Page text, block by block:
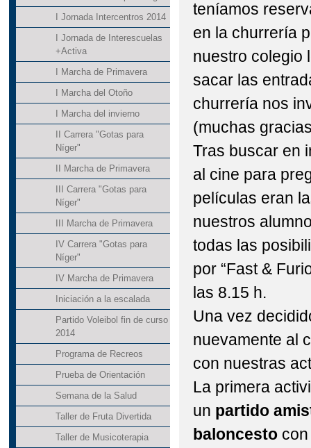
I Jornada Intercentros 2014
I Jornada de Interescuelas
+Activa
I Marcha de Primavera
I Marcha del Otoño
I Marcha del invierno
II Carrera "Gotas para
Níger"
II Marcha de Primavera
III Carrera "Gotas para
Níger"
III Marcha de Primavera
IV Carrera "Gotas para
Níger"
IV Marcha de Primavera
Iniciación a la escalada
Partido Voleibol fin de curso
2014
Programa de Recreos
Prueba de Orientación
Semana de la Salud
Taller de Fruta Divertida
Taller de Musicoterapia
teníamos
en la churrería
nuestro colegio
sacar las
churrería nos
(muchas
Tras buscar en
al cine para
películas eran
nuestros
todas las
por “Fast &
las 8.15 h.
Una vez
nuevamente al
con nuestras
La primera
un partido
baloncestocon